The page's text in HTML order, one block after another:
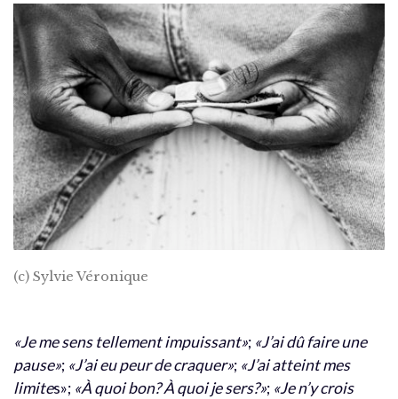
(c) Sylvie Véronique
«Je me sens tellement impuissant»; «J’ai dû faire une
pause»; «J’ai eu peur de craquer»; «J’ai atteint mes
limites»; «À quoi bon? À quoi je sers?»; «Je n’y crois